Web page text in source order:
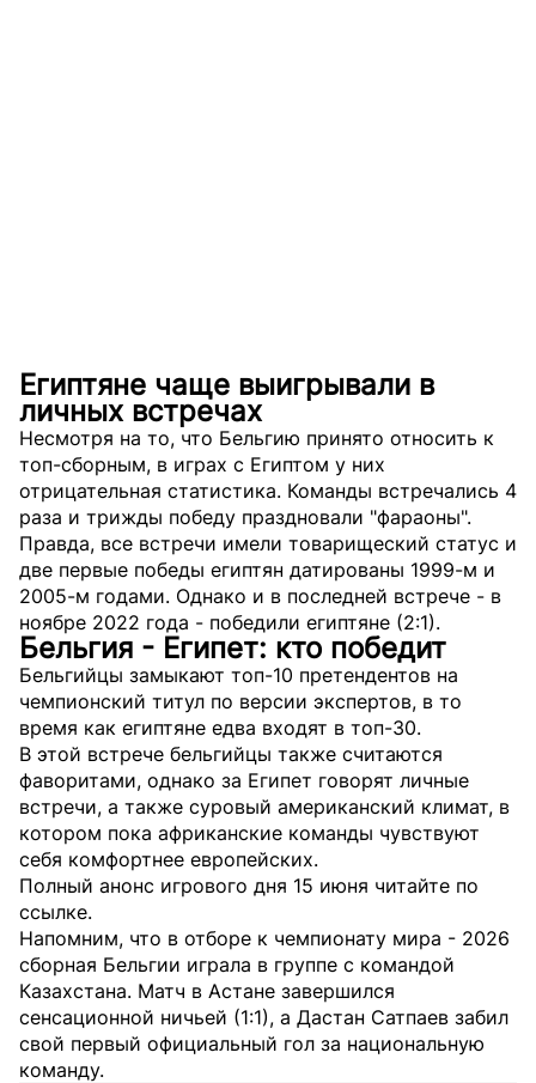
Египтяне чаще выигрывали в
личных встречах
Несмотря на то, что Бельгию принято относить к
топ-сборным, в играх с Египтом у них
отрицательная статистика. Команды встречались 4
раза и трижды победу праздновали "фараоны".
Правда, все встречи имели товарищеский статус и
две первые победы египтян датированы 1999-м и
2005-м годами. Однако и в последней встрече - в
ноябре 2022 года - победили египтяне (2:1).
Бельгия - Египет: кто победит
Бельгийцы замыкают топ-10 претендентов на
чемпионский титул по версии экспертов, в то
время как египтяне едва входят в топ-30.
В этой встрече бельгийцы также считаются
фаворитами, однако за Египет говорят личные
встречи, а также суровый американский климат, в
котором пока африканские команды чувствуют
себя комфортнее европейских.
Полный анонс игрового дня 15 июня читайте по
ссылке.
Напомним, что в отборе к чемпионату мира - 2026
сборная Бельгии играла в группе с командой
Казахстана. Матч в Астане завершился
сенсационной ничьей (1:1), а Дастан Сатпаев забил
свой первый официальный гол за национальную
команду.